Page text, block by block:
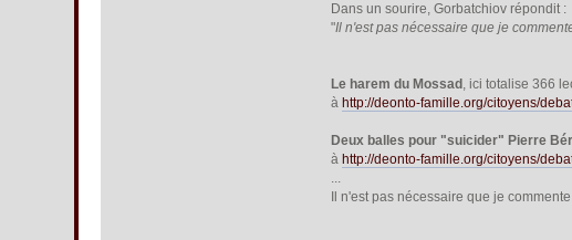
Dans un sourire, Gorbatchiov répondit :
"Il n'est pas nécessaire que je
Le harem du Mossad , ici totalise 366
à http://deonto-famille.org/citoyens/
Deux balles pour "suicider" Pierre
à http://deonto-famille.org/citoyens/
...
Il n'est pas nécessaire que je